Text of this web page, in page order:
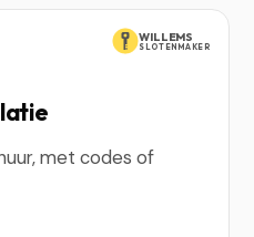
WILLEMS
SLOTENMAKER
met codes of